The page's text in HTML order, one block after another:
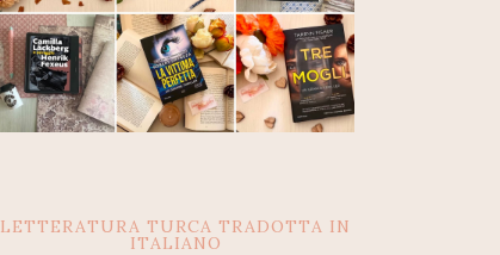
LETTERATURA TURCA TRADOTTA IN
ITALIANO